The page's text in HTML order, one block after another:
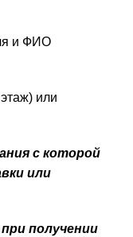
и ФИО
или
с которой
или
получении